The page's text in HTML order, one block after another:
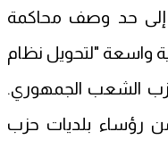
حد وصف محاكمة
واسعة "لتحويل نظام
حزب الشعب الجمهوري.
آخرين من رؤساء بلديات حزب